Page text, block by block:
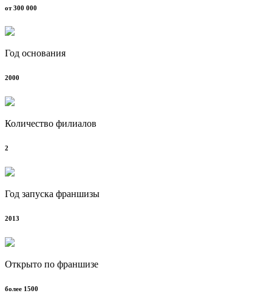
от 300 000
Год основания
2000
Количество филиалов
2
Год запуска франшизы
2013
Открыто по франшизе
более 1500